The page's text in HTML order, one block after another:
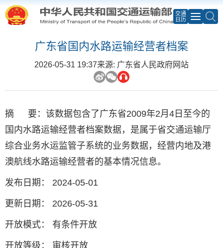
交通
日历
广东省国内水路运输经营者档案
2026-05-31 19:37来源: 广东省人民政府网站
摘 要：该数据包含了广东省2009年2月4日至今的
国内水路运输经营者档案数据，是属于省交通运输厅
综合业务水运监管子系统的业务数据，经营内地及港
澳航线水路运输经营者的基本情况信息。
发布日期： 2024-05-01
更新日期： 2026-05-31
开放模式： 有条件开放
开放等级： 审核开放